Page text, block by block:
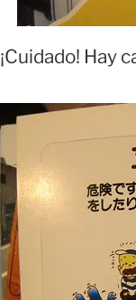
¡Cuidado! Hay